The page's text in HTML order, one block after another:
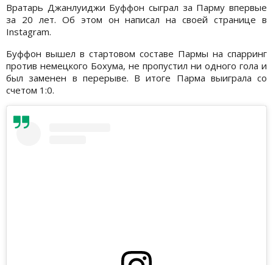
Вратарь Джанлуиджи Буффон сыграл за Парму впервые
за 20 лет. Об этом он написал на своей странице в
Instagram.
Буффон вышел в стартовом составе Пармы на спарринг
против немецкого Бохума, не пропустил ни одного гола и
был заменен в перерыве. В итоге Парма выиграла со
счетом 1:0.